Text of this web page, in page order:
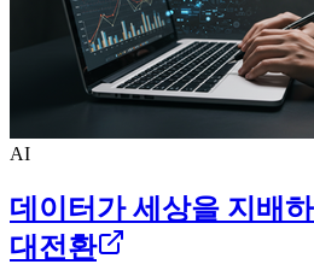
AI
데이터가 세상을 지배
대전환